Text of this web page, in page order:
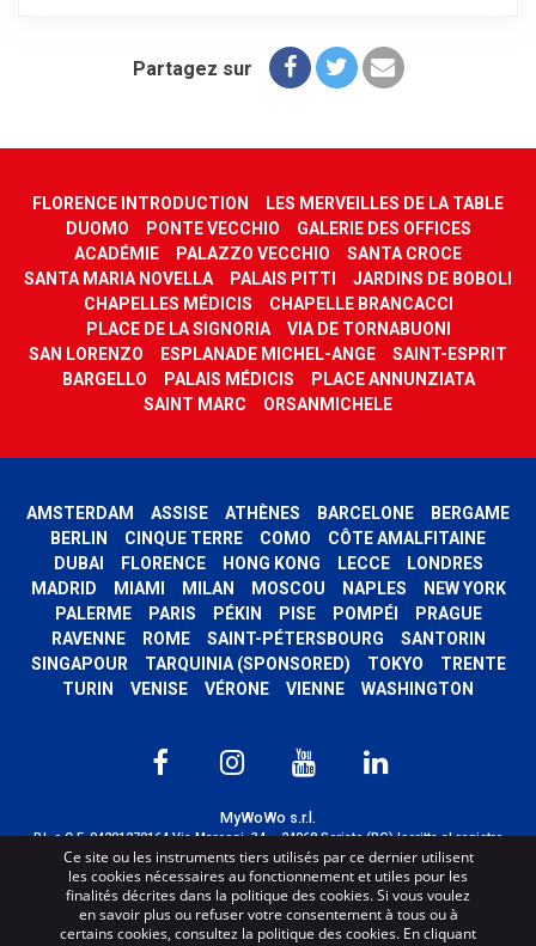
Partagez sur
FLORENCE INTRODUCTION
LES MERVEILLES DE LA TABLE
DUOMO
PONTE VECCHIO
GALERIE DES OFFICES
ACADÉMIE
PALAZZO VECCHIO
SANTA CROCE
SANTA MARIA NOVELLA
PALAIS PITTI
JARDINS DE BOBOLI
CHAPELLES MÉDICIS
CHAPELLE BRANCACCI
PLACE DE LA SIGNORIA
VIA DE TORNABUONI
SAN LORENZO
ESPLANADE MICHEL-ANGE
SAINT-ESPRIT
BARGELLO
PALAIS MÉDICIS
PLACE ANNUNZIATA
SAINT MARC
ORSANMICHELE
AMSTERDAM ASSISE ATHÈNES BARCELONE
BERGAME
BERLIN
CINQUE TERRE COMO
CÔTE AMALFITAINE
DUBAI
FLORENCE HONG KONG LECCE
LONDRES
MADRID
MIAMI MILAN MOSCOU NAPLES
NEW YORK
PALERME
PARIS PÉKIN PISE POMPÉI
PRAGUE
RAVENNE
ROME SAINT-PÉTERSBOURG
SANTORIN
SINGAPOUR
TARQUINIA (SPONSORED) TOKYO
TRENTE
TURIN
VENISE VÉRONE VIENNE WASHINGTON
MyWoWo s.r.l.
P.I. e C.F. 04201270164 Via Marconi, 34 – 24068 Seriate (BG) Iscritta al registro
delle imprese di Bergamo con n° iscrizione 443941 – Cap.Soc. € 100.000,00 i.v.
TERMS AND CONDITIONS-CREDITS
Ce site ou les instruments tiers utilisés par ce dernier utilisent
les cookies nécessaires au fonctionnement et utiles pour les
finalités décrites dans la politique des cookies. Si vous voulez
en savoir plus ou refuser votre consentement à tous ou à
certains cookies, consultez la politique des cookies. En cliquant